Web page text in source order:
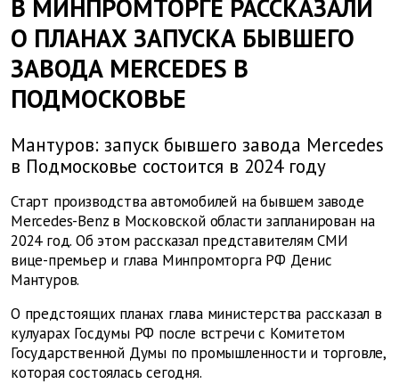
В МИНПРОМТОРГЕ РАССКАЗАЛИ
О ПЛАНАХ ЗАПУСКА БЫВШЕГО
ЗАВОДА MERCEDES В
ПОДМОСКОВЬЕ
Мантуров: запуск бывшего завода Mercedes
в Подмосковье состоится в 2024 году
Старт производства автомобилей на бывшем заводе
Mercedes-Benz в Московской области запланирован на
2024 год. Об этом рассказал представителям СМИ
вице-премьер и глава Минпромторга РФ Денис
Мантуров.
О предстоящих планах глава министерства рассказал в
кулуарах Госдумы РФ после встречи с Комитетом
Государственной Думы по промышленности и торговле,
которая состоялась сегодня.